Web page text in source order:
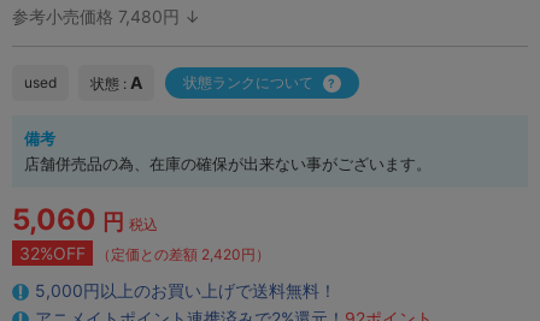
参考小売価格 7,480円 ↓
used 状態 : A 状態ランクについて
備考
店舗併売品の為、在庫の確保が出来ない事がございます。
5,060 円 税込
32%OFF （定価との差額 2,420円）
5,000円以上のお買い上げで送料無料！